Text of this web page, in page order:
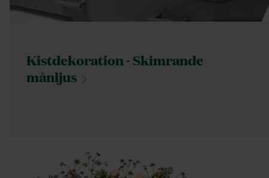
Kistdekoration - Skimrande
månljus